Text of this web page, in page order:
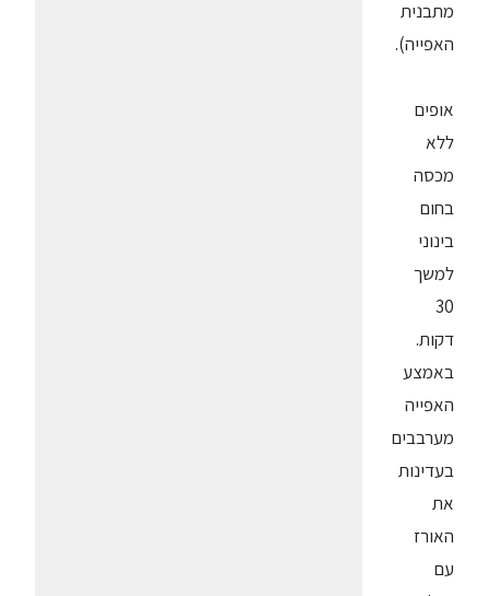
מתבנית
האפייה).
אופים
ללא
מכסה
בחום
בינוני
למשך
30
דקות.
באמצע
האפייה
מערבבים
בעדינות
את
האורז
עם